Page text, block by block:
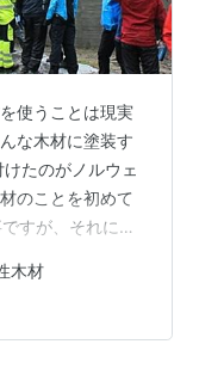
使うことは現実
な木材に塗装す
たのがノルウェ
のことを初めて
すが、それによ
をされた木材
くなって高級感
め、外壁だけで
木材